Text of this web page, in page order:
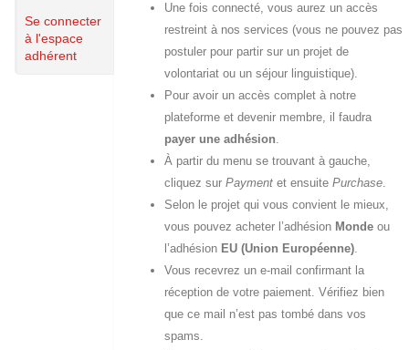
Se connecter
à l'espace
adhérent
Une fois connecté, vous aurez un accès
restreint à nos services (vous ne pouvez pas
postuler pour partir sur un projet de
volontariat ou un séjour linguistique).
Pour avoir un accès complet à notre
plateforme et devenir membre, il faudra
payer une adhésion.
À partir du menu se trouvant à gauche,
cliquez sur Payment et ensuite Purchase.
Selon le projet qui vous convient le mieux,
vous pouvez acheter l’adhésion Monde ou
l’adhésion EU (Union Européenne).
Vous recevrez un e-mail confirmant la
réception de votre paiement. Vérifiez bien
que ce mail n’est pas tombé dans vos
spams.